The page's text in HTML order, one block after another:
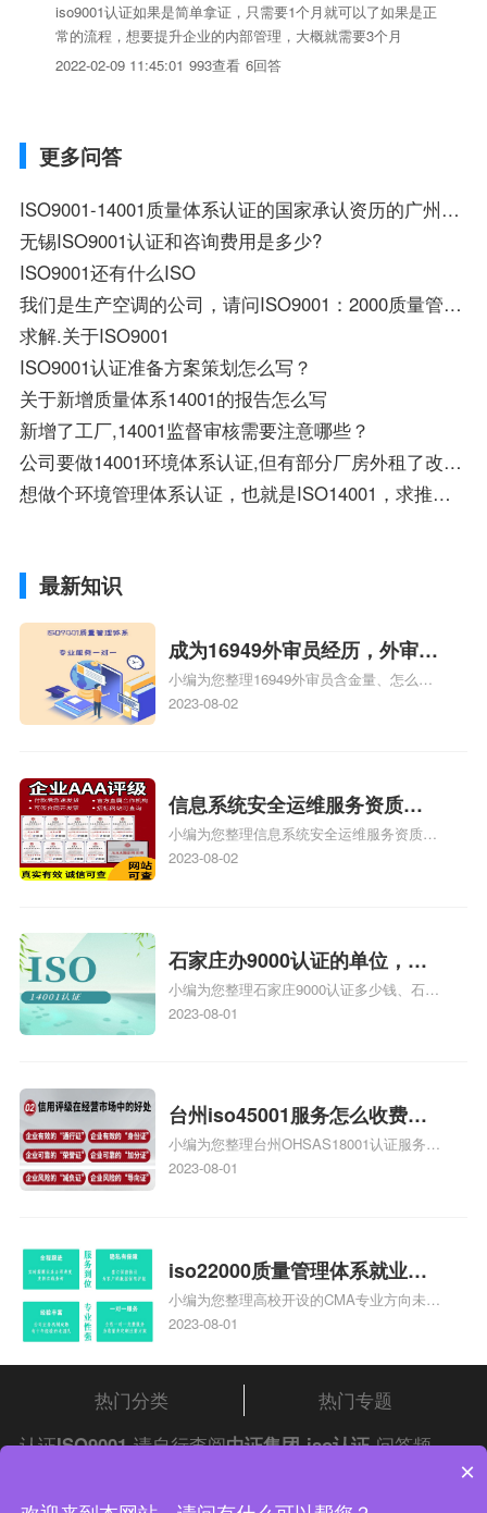
iso9001认证如果是简单拿证，只需要1个月就可以了如果是正
常的流程，想要提升企业的内部管理，大概就需要3个月
2022-02-09 11:45:01 993查看 6回答
更多问答
ISO9001-14001质量体系认证的国家承认资历的广州公司有哪些？
无锡ISO9001认证和咨询费用是多少?
ISO9001还有什么ISO
我们是生产空调的公司，请问ISO9001：2000质量管理体系认证营业课需要准备什么材料
求解.关于ISO9001
ISO9001认证准备方案策划怎么写？
关于新增质量体系14001的报告怎么写
新增了工厂,14001监督审核需要注意哪些？
公司要做14001环境体系认证,但有部分厂房外租了改怎么操作?
想做个环境管理体系认证，也就是ISO14001，求推荐个不错的认证平台！
最新知识
成为16949外审员经历，外审员
16949
小编为您整理16949外审员含金量、怎么才
能成为注册的TS16949:2009的外审员、我
2023-08-02
信息系统安全运维服务资质二
级费用，信息系统安全运维服
务资质二级
小编为您整理信息系统安全运维服务资质认
证证书机构有哪些、安全运维服务资质的费
体系认证知识，详情可查看下方正文！
2023-08-02
石家庄办9000认证的单位，石
家庄9000认证的公司
小编为您整理石家庄9000认证多少钱、石家
庄9000认证价格多少钱、石家庄9000认证
2023-08-01
台州iso45001服务怎么收费，
台州iso45001认证服务怎么收
费
小编为您整理台州OHSAS18001认证服务中
心哪家收费便宜、台州ISO9000认证，哪个
标准是什么相关iso体系认证知识，详情可
查看下方正文！
2023-08-01
iso22000质量管理体系就业方
向，质量管理与认证就业方向
小编为您整理高校开设的CMA专业方向未来
就业前景及就业方向如何、cma就业方向有
和cma未来就业方向、大学生考完cma，就
哪些就业方向相关iso体系认证知识，详情
可查看下方正文！
2023-08-01
热门分类
热门专题
认证ISO9001 请自行查阅中证集团 iso认证 问答频
中证集团体系认证 版权所有 Copyright © 2022
×